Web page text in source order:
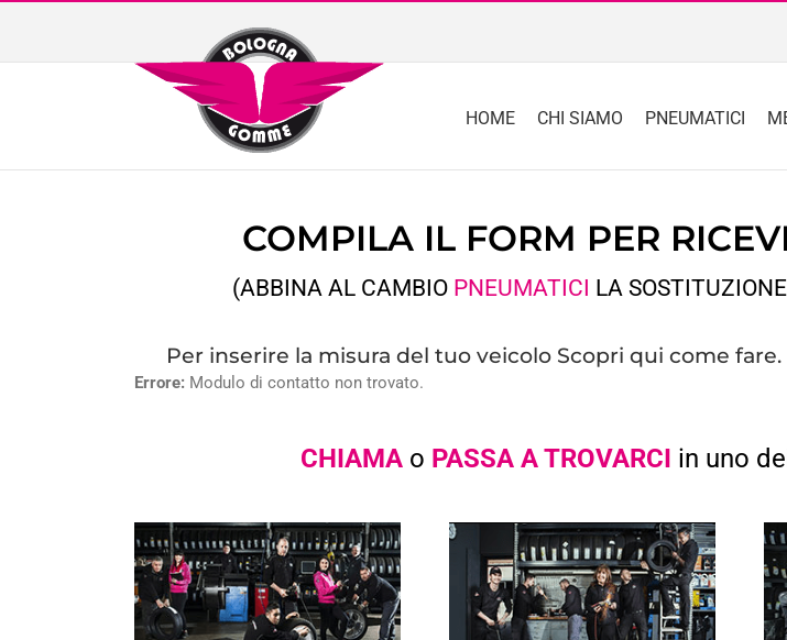
content
HOME CHI SIAMO PNEUMATICI
COMPILA IL FORM PER
(ABBINA AL CAMBIO PNEUMATICI LA
Per inserire la misura del tuo veicolo Scopri qui come
Errore: Modulo di contatto non trovato.
CHIAMAo PASSA A TROVARCI in uno